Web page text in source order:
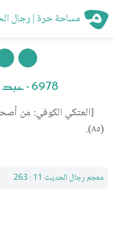
مساحة حرة | رجال
6978 - عبد الله بن عبيد العاتكي
[العتكي الكوفي: من
(٨٥).
معجم رجال الحديث 11 : 263